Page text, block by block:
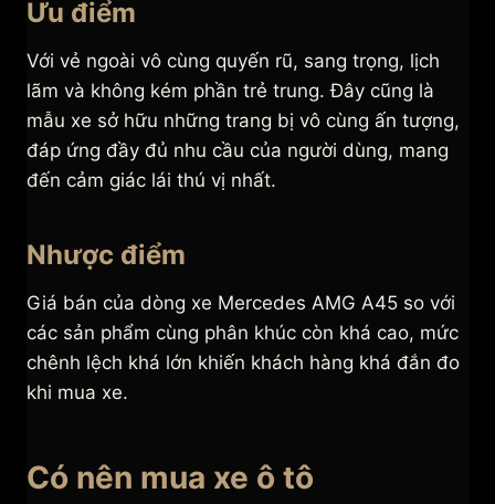
Ưu điểm
Với vẻ ngoài vô cùng quyến rũ, sang trọng, lịch
lãm và không kém phần trẻ trung. Đây cũng là
mẫu xe sở hữu những trang bị vô cùng ấn tượng,
đáp ứng đầy đủ nhu cầu của người dùng, mang
đến cảm giác lái thú vị nhất.
Nhược điểm
Giá bán của dòng xe Mercedes AMG A45 so với
các sản phẩm cùng phân khúc còn khá cao, mức
chênh lệch khá lớn khiến khách hàng khá đắn đo
khi mua xe.
Có nên mua xe ô tô